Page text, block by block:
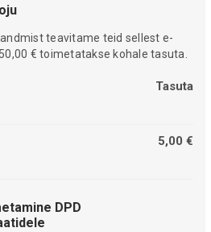
teavitame teid sellest e-
€ toimetatakse kohale tasuta.
Tasuta
5,00 €
DPD